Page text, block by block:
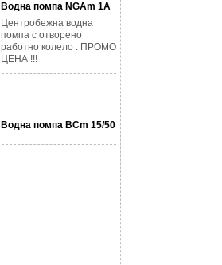
Водна помпа NGAm 1A
Центробежна водна
помпа с отворено
работно колело . ПРОМО
ЦЕНА !!!
Водна помпа BCm 15/50